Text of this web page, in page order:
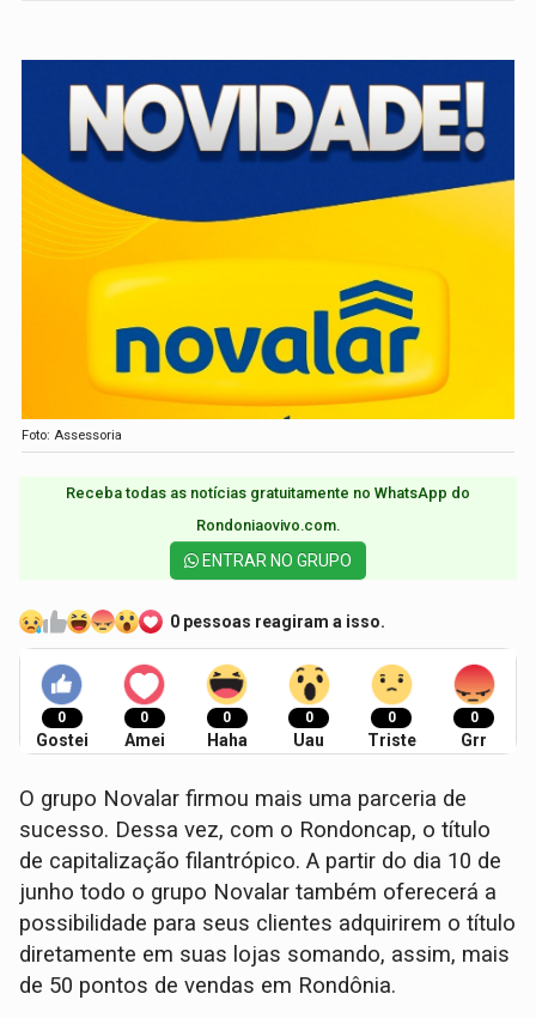
Foto: Assessoria
Receba todas as notícias gratuitamente no WhatsApp do
Rondoniaovivo.com.​
ENTRAR NO GRUPO
0 pessoas reagiram a isso.
0
Gostei
0
Amei
0
Haha
0
Uau
0
Triste
0
Grr
O grupo Novalar firmou mais uma parceria de
sucesso. Dessa vez, com o Rondoncap, o título
de capitalização filantrópico. A partir do dia 10 de
junho todo o grupo Novalar também oferecerá a
possibilidade para seus clientes adquirirem o título
diretamente em suas lojas somando, assim, mais
de 50 pontos de vendas em Rondônia.